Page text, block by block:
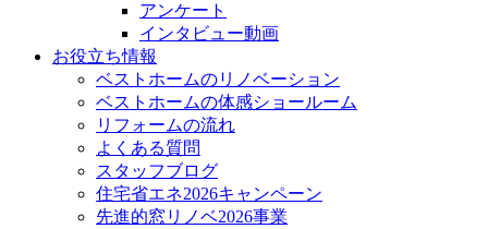
アンケート
インタビュー動画
お役立ち情報
ベストホームのリノベーション
ベストホームの体感ショールーム
リフォームの流れ
よくある質問
スタッフブログ
住宅省エネ2026キャンペーン
先進的窓リノベ2026事業